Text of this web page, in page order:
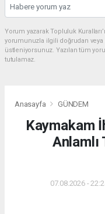
Yorum yazarak Topluluk
yorumunuzla ilgili doğrudan veya
üstleniyorsunuz. Yazılan tüm
tutulamaz.
Anasayfa GÜNDEM
Kaymakam
07.08.2026 -